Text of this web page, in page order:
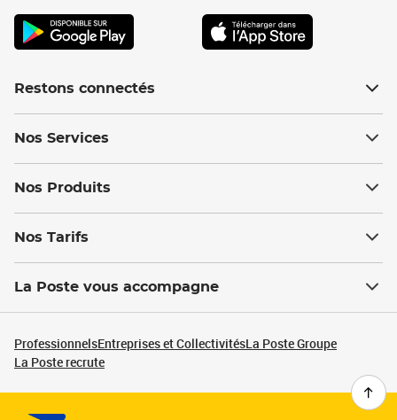
Restons connectés
Nos Services
Nos Produits
Nos Tarifs
La Poste vous accompagne
ProfessionnelsEntreprises et CollectivitésLa Poste Groupe
La Poste recrute